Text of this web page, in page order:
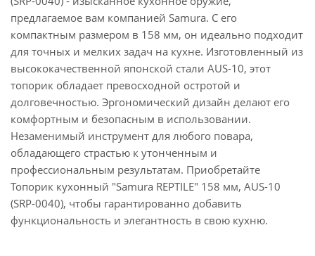
предлагаемое вам компанией Samura. С его
компактным размером в 158 мм, он идеально подходит
для точных и мелких задач на кухне. Изготовленный из
высококачественной японской стали AUS-10, этот
топорик обладает превосходной остротой и
долговечностью. Эргономический дизайн делают его
комфортным и безопасным в использовании.
Незаменимый инструмент для любого повара,
обладающего страстью к утонченным и
профессиональным результатам. Приобретайте
Топорик кухонный "Samura REPTILE" 158 мм, AUS-10
(SRP-0040), чтобы гарантированно добавить
функциональность и элегантность в свою кухню.